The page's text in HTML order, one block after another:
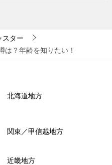
スター
は？年齢を知りたい！
北海道地方
関東／甲信越地方
近畿地方